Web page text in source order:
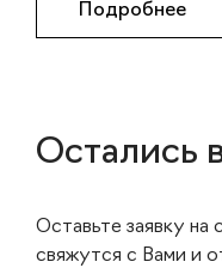
Подробнее
Остались
Оставьте заявку на
свяжутся с Вами и